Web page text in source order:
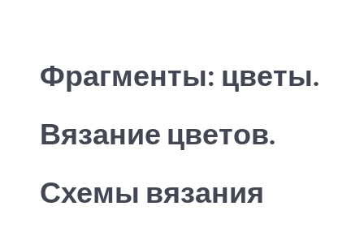
Фрагменты: цветы.
Вязание цветов.
Схемы вязания